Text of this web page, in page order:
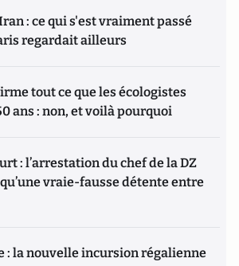
: ce qui s'est vraiment passé
regardait ailleurs
tout ce que les écologistes
ans : non, et voilà pourquoi
: l’arrestation du chef de la DZ
vraie-fausse détente entre
: la nouvelle incursion régalienne